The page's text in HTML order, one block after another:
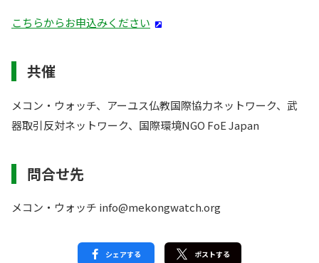
こちらからお申込みください
共催
メコン・ウォッチ、アーユス仏教国際協力ネットワーク、武
器取引反対ネットワーク、国際環境NGO FoE Japan
問合せ先
メコン・ウォッチ info@mekongwatch.org
シェアする ポストする